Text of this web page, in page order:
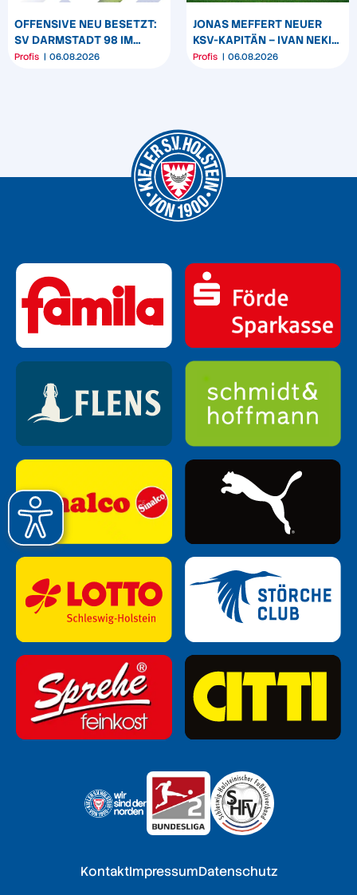
OFFENSIVE NEU BESETZT:
SV DARMSTADT 98 IM
GEGNERCHECK
Profis 06.08.2026
JONAS MEFFERT NEUER
KSV-KAPITÄN – IVAN NEKIĆ
UND KASPER DAVIDSEN
Profis 06.08.2026
KontaktImpressumDatenschutz